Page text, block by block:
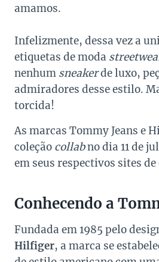
amamos.
Infelizmente, dessa vez a
etiquetas de moda
nenhum sneakerde luxo,
admiradores desse estilo.
torcida!
As marcas Tommy Jeans e
coleção collabno dia 11 de
em seus respectivos sites
Conhecendo a
Fundada em 1985 pelo
Hilfiger, a marca se